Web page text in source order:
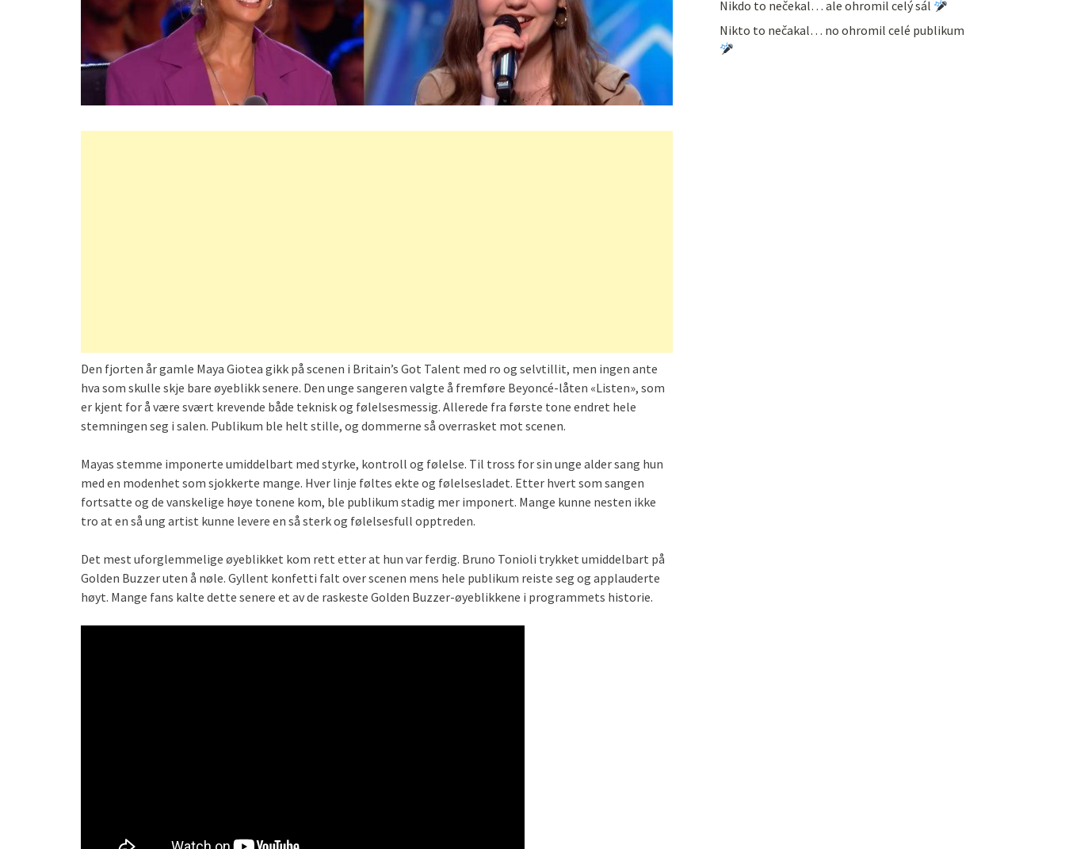
Den fjorten år gamle Maya Giotea gikk på scenen i Britain’s Got Talent med ro og selvtillit, men ingen ante
hva som skulle skje bare øyeblikk senere. Den unge sangeren valgte å fremføre Beyoncé-låten «Listen», som
er kjent for å være svært krevende både teknisk og følelsesmessig. Allerede fra første tone endret hele
stemningen seg i salen. Publikum ble helt stille, og dommerne så overrasket mot scenen.
Mayas stemme imponerte umiddelbart med styrke, kontroll og følelse. Til tross for sin unge alder sang hun
med en modenhet som sjokkerte mange. Hver linje føltes ekte og følelsesladet. Etter hvert som sangen
fortsatte og de vanskelige høye tonene kom, ble publikum stadig mer imponert. Mange kunne nesten ikke
tro at en så ung artist kunne levere en så sterk og følelsesfull opptreden.
Det mest uforglemmelige øyeblikket kom rett etter at hun var ferdig. Bruno Tonioli trykket umiddelbart på
Golden Buzzer uten å nøle. Gyllent konfetti falt over scenen mens hele publikum reiste seg og applauderte
høyt. Mange fans kalte dette senere et av de raskeste Golden Buzzer-øyeblikkene i programmets historie.
Nikdo to nečekal… ale ohromil celý sál
Nikto to nečakal… no ohromil celé publikum